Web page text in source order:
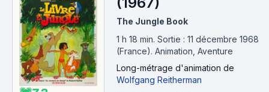
The Jungle Book
1 h 18 min. Sortie : 11 décembre 1968
(France). Animation, Aventure
Long-métrage d'animation de
Wolfgang Reitherman